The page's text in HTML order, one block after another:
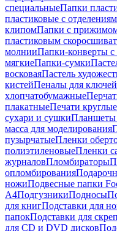
специальныеПапки
пластиковые с
клипомПапки с
пластиковым
молнииПапки-конверты с
мягкиеПапки-сумки
восковаяПастель
кистейПеналы для ключей
хлопчатобумажные
плакатныеПечати
сухари и сушкиПланшеты
масса для моделирования
пузырчатыеПленки
полиэтиленовыеПленки
журналовПломбираторы
опломбирования
ножиПодвесные папки
А4ПодгузникиПодносы
для книгПодставки для
папокПодставки для
для CD и DVD дисков